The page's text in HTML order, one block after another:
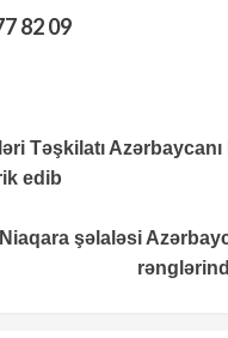
82 09
Təşkilatı
edib
şəlaləsi